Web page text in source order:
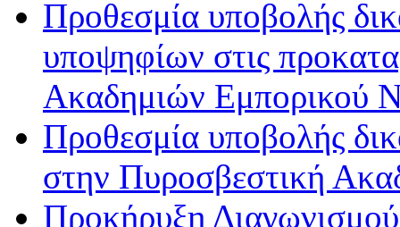
Προθεσμία υποβολής
υποψηφίων στις
Ακαδημιών Εμπορικού
Προθεσμία υποβολής
στην Πυροσβεστική
Προκήρυξη Διαγωνισμού